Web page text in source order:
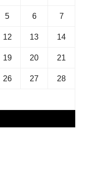
5 6 7
12 13 14
19 20 21
26 27 28